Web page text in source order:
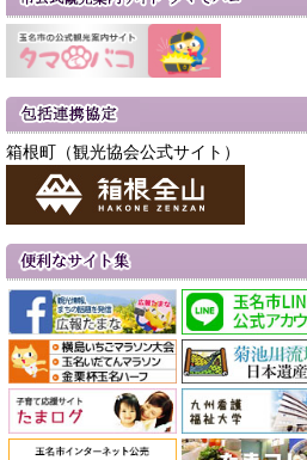
箱根町（観光協会公式サイト）